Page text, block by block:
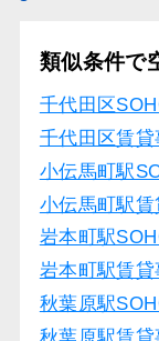
類似条件で
千代田区
千代田区賃
小伝馬町駅
小伝馬町駅
岩本町駅
岩本町駅賃
秋葉原駅
秋葉原駅賃